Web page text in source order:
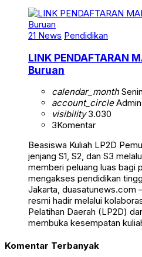
21 News Pendidikan
LINK PENDAFTARAN
Buruan
calendar_month
account_circleAdmin
visibility3.030
3Komentar
Beasiswa Kuliah LP2D
jenjang S1, S2, dan S3
memberi peluang luas bagi
mengakses pendidikan
Jakarta, duasatunews.com
resmi hadir melalui
Pelatihan Daerah (LP2D)
membuka kesempatan
Komentar Terbanyak